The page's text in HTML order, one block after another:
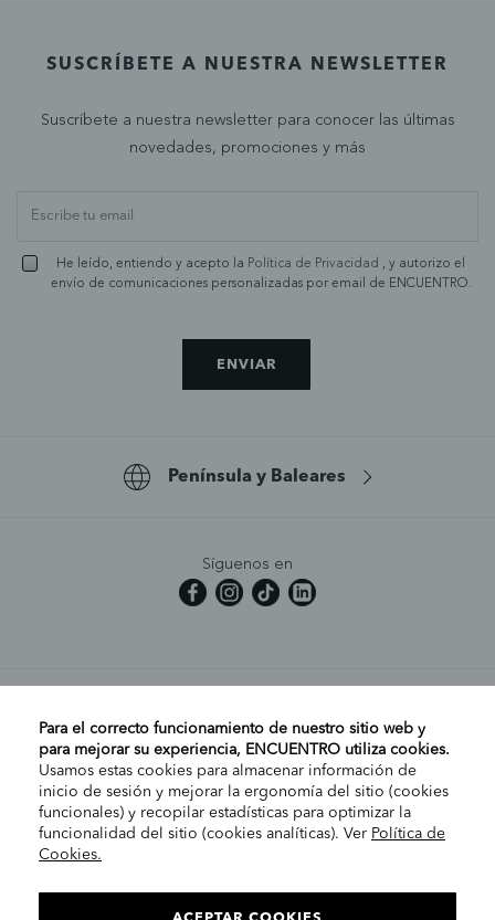
SUSCRÍBETE A NUESTRA NEWSLETTER
Suscríbete a nuestra newsletter para conocer las últimas
novedades, promociones y más
He leído, entiendo y acepto la Política de Privacidad , y autorizo el
envío de comunicaciones personalizadas por email de ENCUENTRO.
ENVIAR
Península y Baleares
Síguenos en
MI CUENTA
AYUDA
EMPRESA
Para el correcto funcionamiento de nuestro sitio web y
para mejorar su experiencia, ENCUENTRO utiliza cookies.
Usamos estas cookies para almacenar información de
inicio de sesión y mejorar la ergonomía del sitio (cookies
funcionales) y recopilar estadísticas para optimizar la
funcionalidad del sitio (cookies analíticas). Ver Política de
Cookies.